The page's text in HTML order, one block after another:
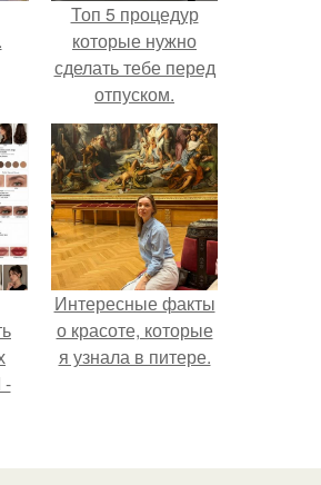
Топ 5 процедур
которые нужно
сделать тебе перед
отпуском.
-
Интересные факты
о красоте, которые
я узнала в питере.